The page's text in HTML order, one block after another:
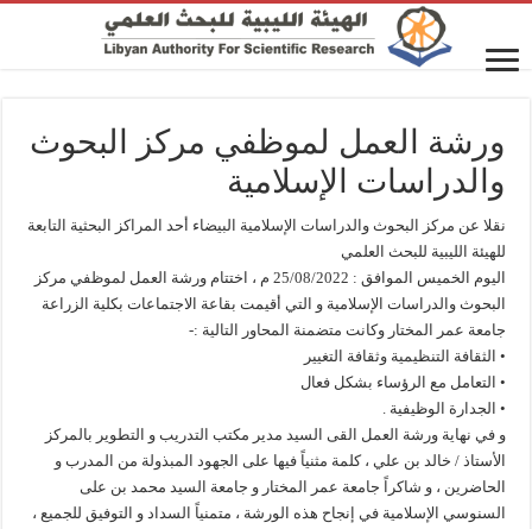
ورشة العمل لموظفي مركز البحوث
والدراسات الإسلامية
نقلا عن مركز البحوث والدراسات الإسلامية البيضاء أحد المراكز البحثية التابعة
للهيئة الليبية للبحث العلمي
اليوم الخميس الموافق : 25/08/2022 م ، اختتام ورشة العمل لموظفي مركز
البحوث والدراسات الإسلامية و التي أقيمت بقاعة الاجتماعات بكلية الزراعة
جامعة عمر المختار وكانت متضمنة المحاور التالية :-
• الثقافة التنظيمية وثقافة التغيير
• التعامل مع الرؤساء بشكل فعال
• الجدارة الوظيفية .
و في نهاية ورشة العمل القى السيد مدير مكتب التدريب و التطوير بالمركز
الأستاذ / خالد بن علي ، كلمة مثنياً فيها على الجهود المبذولة من المدرب و
الحاضرين ، و شاكراً جامعة عمر المختار و جامعة السيد محمد بن على
السنوسي الإسلامية في إنجاح هذه الورشة ، متمنياً السداد و التوفيق للجميع ،